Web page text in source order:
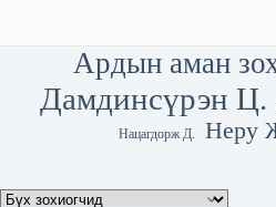
Ардын аман
Дамдинсүрэн Ц.
Нацагдорж Д. Неру